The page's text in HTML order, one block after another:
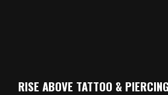
RISE ABOVE TATTOO & PIERCING